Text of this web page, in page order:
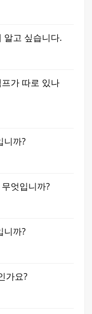
알고 싶습니다.
가 따로 있나
니까?
엇입니까?
니까?
가요?